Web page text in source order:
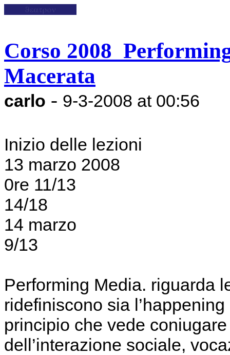
Corso
Macerata
carlo - 9-3-2008 at 00:56
Inizio delle lezioni
13 marzo 2008
0re 11/13
14/18
14 marzo
9/13
Performing Media. riguarda
ridefiniscono sia
principio che vede
dell’interazione sociale,